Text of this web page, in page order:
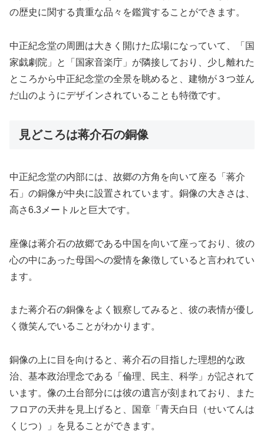
の歴史に関する貴重な品々を鑑賞することができます。
中正紀念堂の周囲は大きく開けた広場になっていて、「国
家戯劇院」と「国家音楽庁」が隣接しており、少し離れた
ところから中正紀念堂の全景を眺めると、建物が３つ並ん
だ山のようにデザインされていることも特徴です。
見どころは蒋介石の銅像
中正紀念堂の内部には、故郷の方角を向いて座る「蒋介
石」の銅像が中央に設置されています。銅像の大きさは、
高さ6.3メートルと巨大です。
座像は蒋介石の故郷である中国を向いて座っており、彼の
心の中にあった母国への愛情を象徴していると言われてい
ます。
また蒋介石の銅像をよく観察してみると、彼の表情が優し
く微笑んでいることがわかります。
銅像の上に目を向けると、蒋介石の目指した理想的な政
治、基本政治理念である「倫理、民主、科学」が記されて
います。像の土台部分には彼の遺言が刻まれており、また
フロアの天井を見上げると、国章「青天白日（せいてんは
くじつ）」を見ることができます。